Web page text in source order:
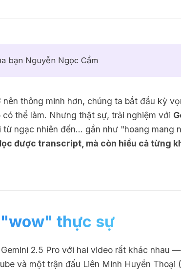
bạn Nguyễn Ngọc Cẩm
thông minh hơn, chúng ta bắt đầu kỳ
thể làm. Nhưng thật sự, trải nghiệm với
từ ngạc nhiên đến... gần như "hoang mang
được transcript, mà còn hiểu cả từng
thực sự
Gemini 2.5 Pro với hai video rất khác nhau
và một trận đấu Liên Minh Huyền Thoại